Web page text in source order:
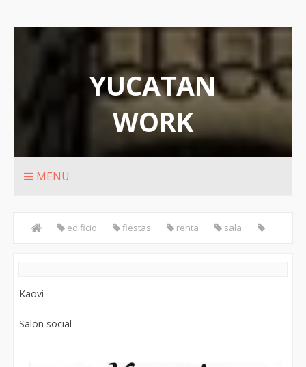
YUCATAN
WORK
Rutas de transporte urbanos de Merida
MENU
edificio fiestas renta sala
Kaovi
Salon social